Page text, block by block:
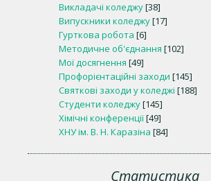
Викладачі коледжу[38]
Випускники коледжу[17]
Гурткова робота [6]
Методичне об'єднання [102]
Мої досягнення [49]
Профорієнтаційні заходи [145]
Святкові заходи у коледжі [188]
Студенти коледжу[145]
Хімічні конференції[49]
ХНУ ім. В. Н. Каразіна [84]
Статистика